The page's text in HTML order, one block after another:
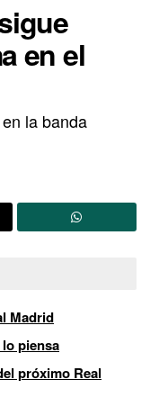
en el
la banda
Madrid
piensa
próximo Real